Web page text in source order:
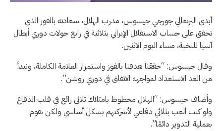
أبدى البرتغالي جورجي جيسوس، مدرب الهلال، سعادته بالفوز الذي
تحقق على حساب الاستقلال الإيراني بثلاثية في رابع جولات دوري أبطال
آسيا للنخبة، مساء اليوم الاثنين.
وقال جيسوس: “حققنا هدفنا بالفوز واستمرار العلامة الكاملة، ونبدأ
من الغد الاستعداد لمواجهة الاتفاق في دوري روشن”.
وأضاف جيسوس: “الهلال محظوظ بامتلاك ثلاثي رائع في قلب الدفاع
ولو كنت ألعب بثلاثي دفاعي لأشركتهم بشكل أساسي ولكن نقوم
بعملية التدوير دائمًا”.